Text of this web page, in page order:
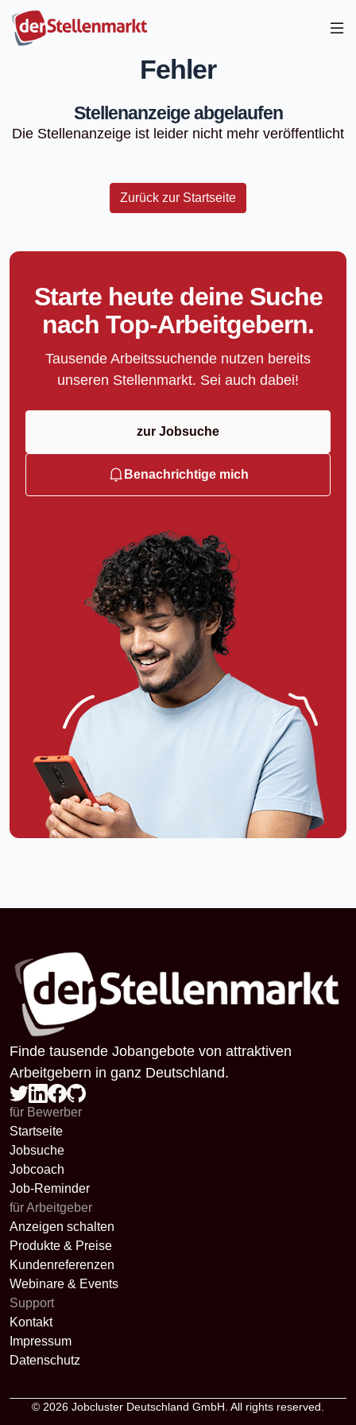
Fehler
Stellenanzeige abgelaufen
Die Stellenanzeige ist leider nicht mehr veröffentlicht
Zurück zur Startseite
Starte heute deine Suche
nach Top-Arbeitgebern.
Tausende Arbeitssuchende nutzen bereits
unseren Stellenmarkt. Sei auch dabei!
zur Jobsuche
Benachrichtige mich
Finde tausende Jobangebote von attraktiven
Arbeitgebern in ganz Deutschland.
für Bewerber
Startseite
Jobsuche
Jobcoach
Job-Reminder
für Arbeitgeber
Anzeigen schalten
Produkte & Preise
Kundenreferenzen
Webinare & Events
Support
Kontakt
Impressum
Datenschutz
© 2026 Jobcluster Deutschland GmbH. All rights reserved.